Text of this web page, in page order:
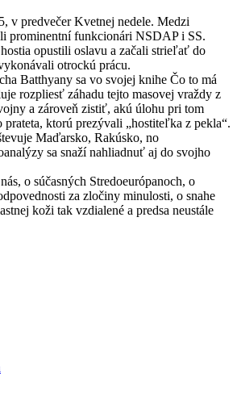
v predvečer Kvetnej nedele. Medzi
prominentní funkcionári NSDAP i SS.
opustili oslavu a začali strieľať do
otrockú prácu.
Batthyany sa vo svojej knihe Čo to má
rozpliesť záhadu tejto masovej vraždy z
a zároveň zistiť, akú úlohu pri tom
prateta, ktorú prezývali „hostiteľka z pekla“.
Maďarsko, Rakúsko, no
sa snaží nahliadnuť aj do svojho
o súčasných Stredoeurópanoch, o
za zločiny minulosti, o snahe
koži tak vzdialené a predsa neustále